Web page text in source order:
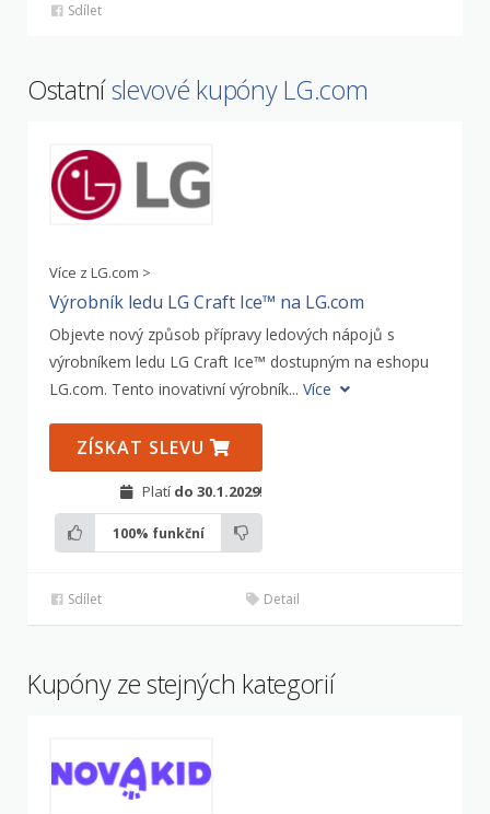
Sdílet
Ostatníslevové kupóny LG.com
Více z LG.com >
Výrobník ledu LG Craft Ice™ na LG.com
Objevte nový způsob přípravy ledových nápojů s
výrobníkem ledu LG Craft Ice™ dostupným na eshopu
LG.com. Tento inovativní výrobník... Více
ZÍSKAT SLEVU
Platí do 30.1.2029!
100% funkční
Sdílet Detail
Kupóny ze stejných kategorií